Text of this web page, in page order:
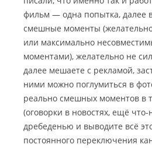
фильм — одна попытка, далее
смешные моменты
или максимально
моментами), желательно не
далее мешаете с рекламой,
ними можно поглумиться в
реально смешных моментов в
(оговорки в новостях, ещё
дребеденью и выводите всё
постоянного переключения